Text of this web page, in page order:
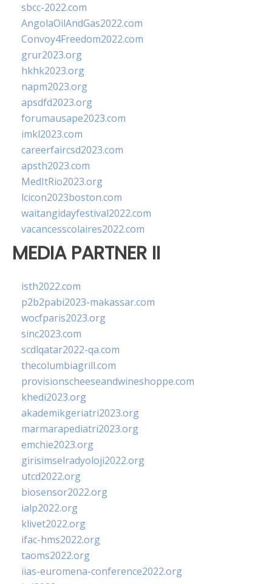
sbcc-2022.com
AngolaOilAndGas2022.com
Convoy4Freedom2022.com
grur2023.org
hkhk2023.org
napm2023.org
apsdfd2023.org
forumausape2023.com
imkl2023.com
careerfaircsd2023.com
apsth2023.com
MedItRio2023.org
lcicon2023boston.com
waitangidayfestival2022.com
vacancesscolaires2022.com
MEDIA PARTNER II
isth2022.com
p2b2pabi2023-makassar.com
wocfparis2023.org
sinc2023.com
scdlqatar2022-qa.com
thecolumbiagrill.com
provisionscheeseandwineshoppe.com
khedi2023.org
akademikgeriatri2023.org
marmarapediatri2023.org
emchie2023.org
girisimselradyoloji2022.org
utcd2022.org
biosensor2022.org
ialp2022.org
klivet2022.org
ifac-hms2022.org
taoms2022.org
iias-euromena-conference2022.org